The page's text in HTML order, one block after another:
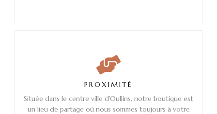
PROXIMITÉ
Située dans le centre ville d’Oullins, notre boutique est
un lieu de partage où nous sommes toujours à votre